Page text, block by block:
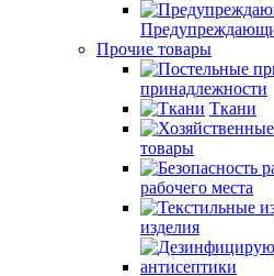
Прочие товары
принадлежности
Ткани
товары
рабочего места
изделия